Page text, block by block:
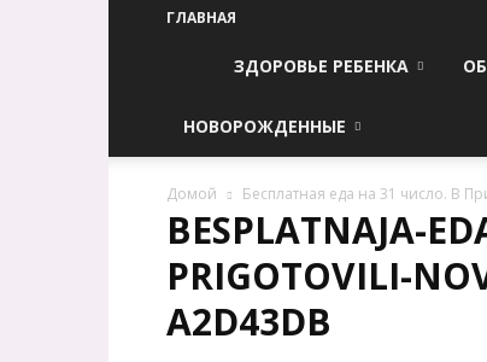
ГЛАВНАЯ
ЗДОРОВЬЕ РЕБЕНКА
НОВОРОЖДЕННЫЕ
Домой Бесплатная еда на 31 число. В
BESPLATNAJA-
PRIGOTOVILI-
A2D43DB